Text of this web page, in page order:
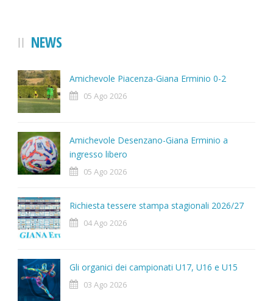
NEWS
Amichevole Piacenza-Giana Erminio 0-2
05 Ago 2026
Amichevole Desenzano-Giana Erminio a
ingresso libero
05 Ago 2026
Richiesta tessere stampa stagionali 2026/27
04 Ago 2026
Gli organici dei campionati U17, U16 e U15
03 Ago 2026